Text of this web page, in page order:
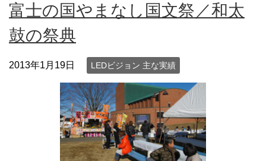
富士の国やまなし国文祭／和太
鼓の祭典
2013年1月19日 LEDビジョン 主な実績